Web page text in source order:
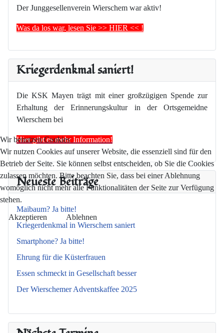
Der Junggesellenverein Wierschem war aktiv!
Was da los war, lesen Sie >> HIER << !
Kriegerdenkmal saniert!
Die KSK Mayen trägt mit einer großzügigen Spende zur
Erhaltung der Erinnerungskultur in der Ortsgemeidne
Wierschem bei
Hier gibt es mehr Information!
Neueste Beiträge
Maibaum? Ja bitte!
Kriegerdenkmal in Wierschem saniert
Smartphone? Ja bitte!
Ehrung für die Küsterfrauen
Essen schmeckt in Gesellschaft besser
Der Wierschemer Adventskaffee 2025
Wir benutzen Cookies
Wir nutzen Cookies auf unserer Website, die essenziell sind für den
Betrieb der Seite. Sie können selbst entscheiden, ob Sie die Cookies
zulassen möchten. Bitte beachten Sie, dass bei einer Ablehnung
womöglich nicht mehr alle Funktionalitäten der Seite zur Verfügung
stehen.
Akzeptieren Ablehnen